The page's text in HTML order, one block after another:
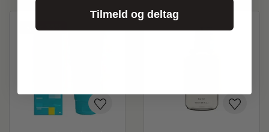
Spar
Tilmeld og deltag